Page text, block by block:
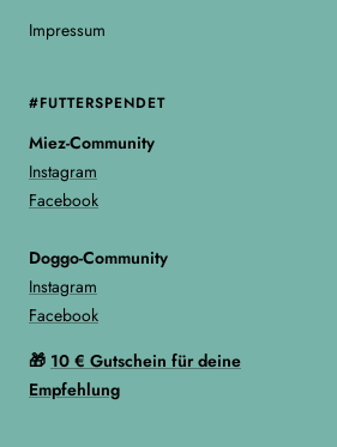
Impressum
#FUTTERSPENDET
Miez-Community
Instagram
Facebook
Doggo-Community
Instagram
Facebook
🎁 10 € Gutschein für deine
Empfehlung